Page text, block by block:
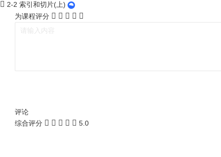
2-2 索引和切片(上)
为课程评分
评论
综合评分
5.0